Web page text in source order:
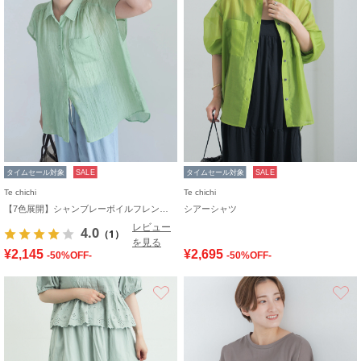
タイムセール対象 SALE
Te chichi
4.0 （1）
レビュー
を見る
¥2,145 -50%OFF-
タイムセール対象 SALE
Te chichi
シアーシャツ
¥2,695 -50%OFF-